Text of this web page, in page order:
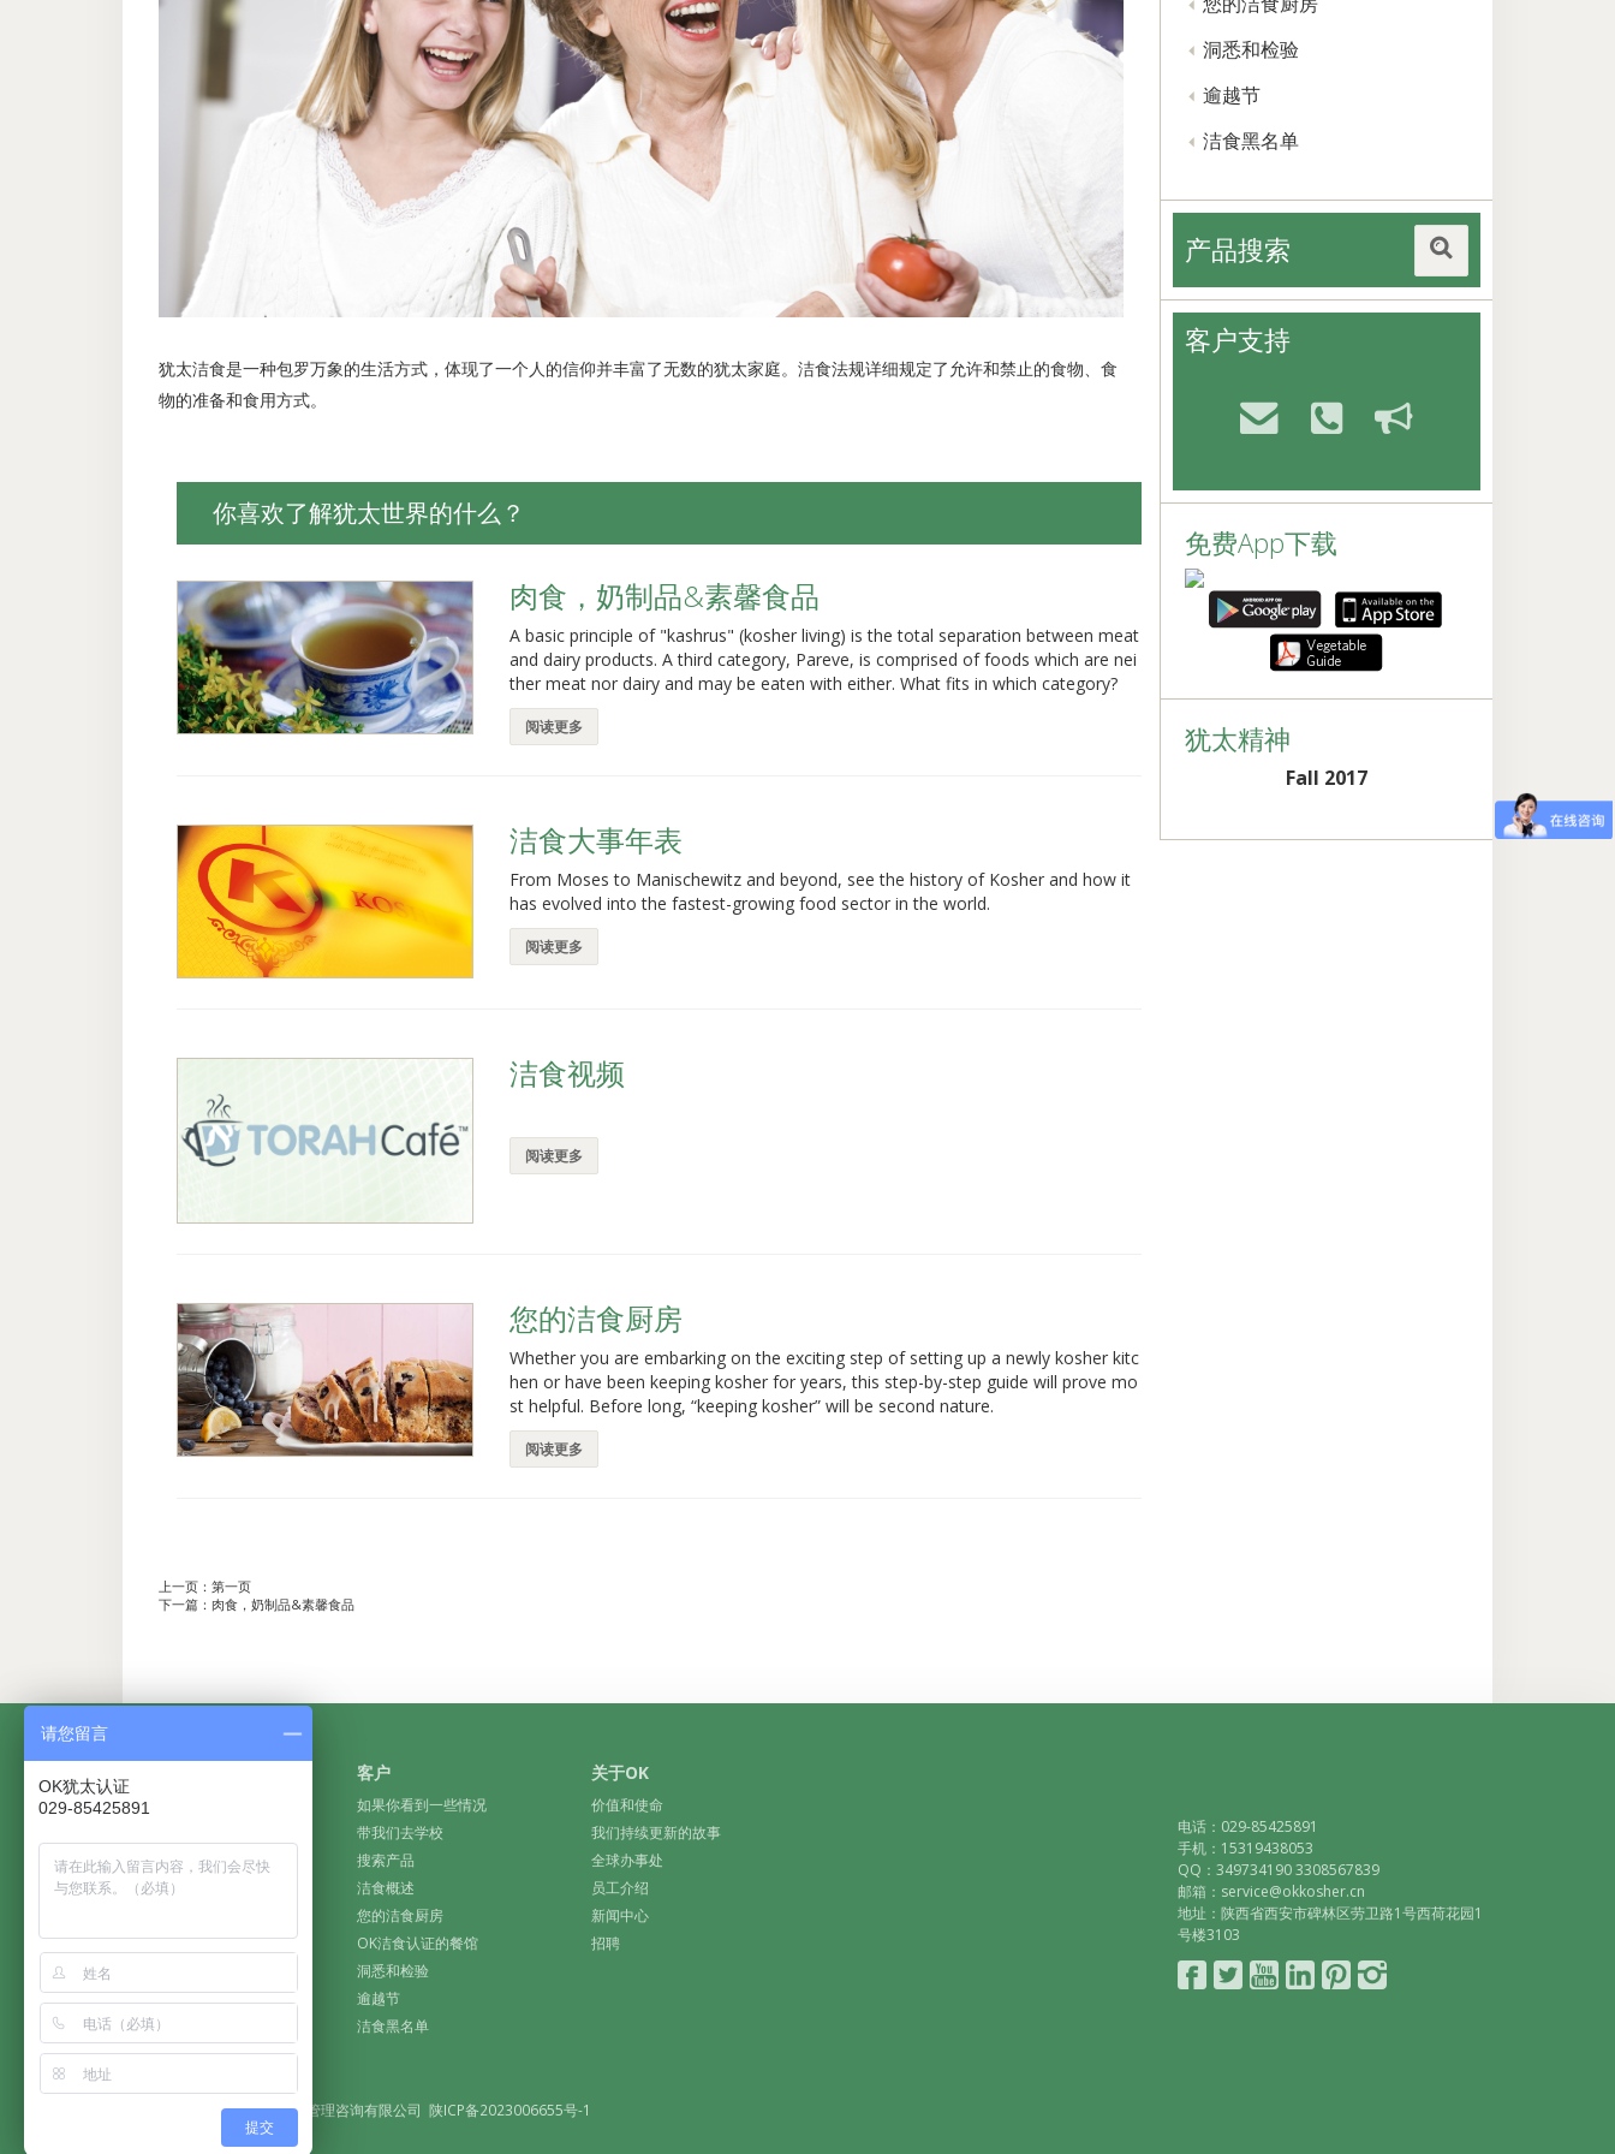
犹太洁食是一种包罗万象的生活方式，体现了一个人的信仰并丰富了无数的犹太家庭。洁食法规详细规定了允许和禁止的食物、食
物的准备和食用方式。
你喜欢了解犹太世界的什么？
肉食，奶制品&素馨食品
A basic principle of "kashrus" (kosher living) is the total separation between meat
and dairy products. A third category, Pareve, is comprised of foods which are nei
ther meat nor dairy and may be eaten with either. What fits in which category?
阅读更多
洁食大事年表
From Moses to Manischewitz and beyond, see the history of Kosher and how it
has evolved into the fastest-growing food sector in the world.
阅读更多
洁食视频
阅读更多
您的洁食厨房
Whether you are embarking on the exciting step of setting up a newly kosher kitc
hen or have been keeping kosher for years, this step-by-step guide will prove mo
st helpful. Before long, “keeping kosher” will be second nature.
阅读更多
上一页： 第一页
下一篇： 肉食，奶制品&素馨食品
洞悉和检验
逾越节
洁食黑名单
产品搜索
客户支持
免费App下载
犹太精神
Fall 2017
获得认证
什么是洁食认证？
为什么要选择OK洁食认证？
保密和安全原则
常见问题
特色品牌
精选文章
客户
如果你看到一些情况
带我们去学校
搜索产品
洁食概述
您的洁食厨房
OK洁食认证的餐馆
洞悉和检验
逾越节
洁食黑名单
关于OK
价值和使命
我们持续更新的故事
全球办事处
员工介绍
新闻中心
招聘
电话：029-85425891
手机：15319438053
QQ：349734190 3308567839
邮箱：service@okkosher.cn
地址：陕西省西安市碑林区劳卫路1号西荷花园1
号楼3103
Connect
with
Follow
on
YouTube
LinkedIn
Pinterest
Instagram
版权所有 陕西海威斯特企业管理咨询有限公司 陕ICP备2023006655号-1
请您留言
OK犹太认证
029-85425891
提交